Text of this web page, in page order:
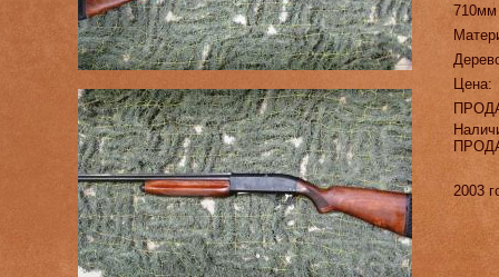
710мм
Цена:
2003